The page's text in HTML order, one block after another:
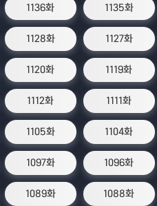
1136화 1135화
1128화 1127화
1120화 1119화
1112화 1111화
1105화 1104화
1097화 1096화
1089화 1088화